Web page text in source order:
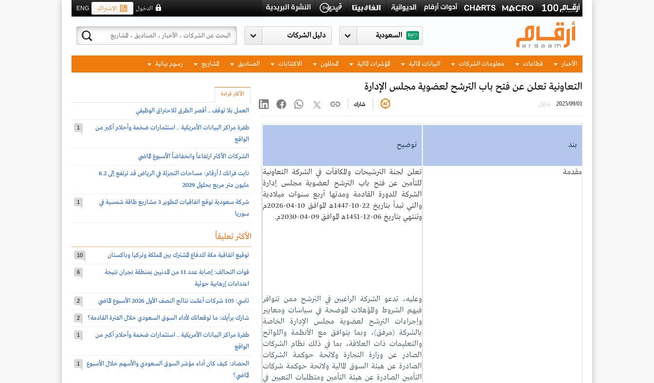
ENG الاشتراك الدخول
السعودية
الأخبار قطاعات معلومات الشركات البيانات المالية المؤشرات المالية المحللون الاكتتابات الصناديق المشاريع رسوم بيانية
التعاونية تعلن عن فتح باب الترشح لعضوية مجلس الإدارة
2025/09/01 تداول شارك
بند توضيح
مقدمة
تعلن لجنة الترشيحات والمكافآت في الشركة التعاونية
للتأمين عن فتح باب الترشح لعضوية مجلس إدارة
الشركة للدورة القادمة ومدتها أربع سنوات ميلادية
والتي تبدأ بتاريخ 22-10-1447هـ الموافق 10-04-2026م
وتنتهي بتاريخ 06-12-1451هـ الموافق 09-04-2030م.
وعليه، تدعو الشركة الراغبين في الترشح ممن تتوافر
فيهم الشروط والمؤهلات الموضحة في سياسات ومعايير
وإجراءات الترشح لعضوية مجلس الإدارة الخاصة
بالشركة (مرفق)، وبما يتوافق مع الأنظمة واللوائح
والتعليمات ذات العلاقة، بما في ذلك نظام الشركات
الصادر عن وزارة التجارة ولائحة حوكمة الشركات
الصادرة عن هيئة السوق المالية ولائحة حوكمة شركات
التأمين الصادرة عن هيئة التأمين ومتطلبات التعيين في
الأكثر قراءة
العمل بلا توقف .. أقصر الطرق للاحتراق الوظيفي
طفرة مراكز البيانات الأمريكية .. استثمارات ضخمة وأحلام أكبر من
الواقع
1
الشركات الأكثر ارتفاعاً وانخفاضاً الأسبوع الماضي
نايت فرانك لـ أرقام: مساحات التجزئة في الرياض قد ترتفع إلى 6.2
مليون متر مربع بحلول 2029
شركة سعودية توقع اتفاقيات لتطوير 3 مشاريع طاقة شمسية في
سوريا
1
الأكثر تعليقاً
توقيع اتفاقية مكة للدفاع المشترك بين المملكة وتركيا وباكستان 10
قوات التحالف: إصابة عدد 11 من المدنيين بمنطقة نجران نتيجة
اعتداءات إرهابية حوثية
6
تاسي: 105 شركات أعلنت نتائج النصف الأول 2026 الأسبوع الماضي 2
شارك برأيك: ما توقعاتك لأداء السوق السعودي خلال الفترة القادمة؟ 2
طفرة مراكز البيانات الأمريكية .. استثمارات ضخمة وأحلام أكبر من
الواقع
1
الحصاد: كيف كان أداء مؤشر السوق السعودي والأسهم خلال الأسبوع
الماضي؟
1